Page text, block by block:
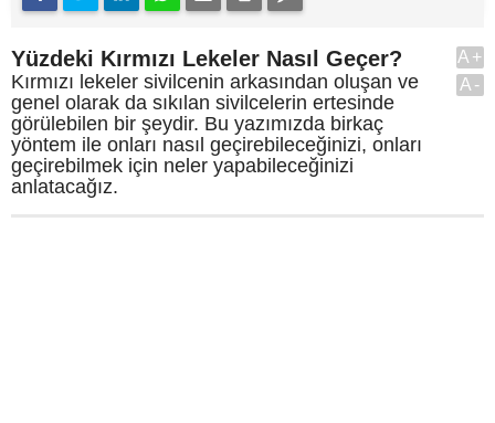
Yüzdeki Kırmızı Lekeler Nasıl Geçer?
Kırmızı lekeler sivilcenin arkasından oluşan ve
genel olarak da sıkılan sivilcelerin ertesinde
görülebilen bir şeydir. Bu yazımızda birkaç
yöntem ile onları nasıl geçirebileceğinizi, onları
geçirebilmek için neler yapabileceğinizi
anlatacağız.
A+
A-